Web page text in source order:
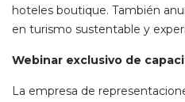
hoteles boutique. También
en turismo sustentable y
Webinar exclusivo de
La empresa de